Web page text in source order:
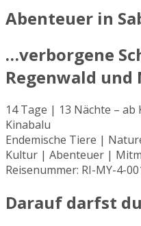
Abenteuer in
…verborgene
Regenwald und
14 Tage | 13 Nächte –
Kinabalu
Endemische Tiere |
Kultur | Abenteuer |
Reisenummer: RI-MY-4-
Darauf darfst